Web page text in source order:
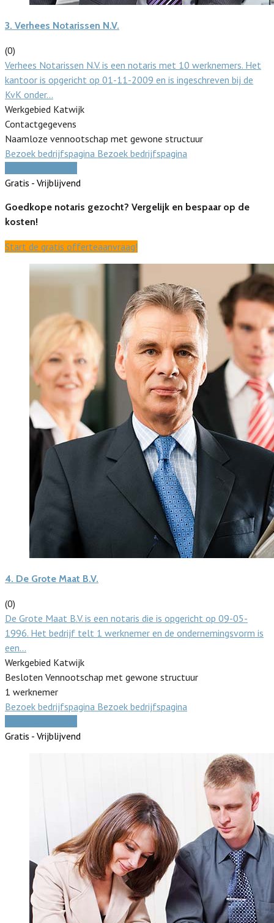
3. Verhees Notarissen N.V.
(0)
Verhees Notarissen N.V. is een notaris met 10 werknemers. Het
kantoor is opgericht op 01-11-2009 en is ingeschreven bij de
KvK onder…
Werkgebied Katwijk
Contactgegevens
Naamloze vennootschap met gewone structuur
Bezoek bedrijfspagina Bezoek bedrijfspagina
Gratis - Vrijblijvend
Goedkope notaris gezocht? Vergelijk en bespaar op de
kosten!
Start de gratis offerteaanvraag!
4. De Grote Maat B.V.
(0)
De Grote Maat B.V. is een notaris die is opgericht op 09-05-
1996. Het bedrijf telt 1 werknemer en de ondernemingsvorm is
een…
Werkgebied Katwijk
Besloten Vennootschap met gewone structuur
1 werknemer
Bezoek bedrijfspagina Bezoek bedrijfspagina
Gratis - Vrijblijvend